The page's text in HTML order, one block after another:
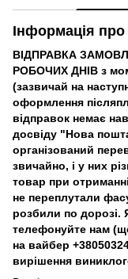
Інформація про
ВІДПРАВКА
РОБОЧИХ ДНІВ з
(зазвичай на
оформлення
відправок немає
досвіду "Нова
організований
звичайно, і у них
товар при
не переплутали
розбили по дорозі.
телефонуйте нам
на вайбер
вирішення